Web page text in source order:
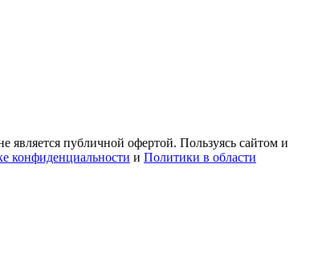
публичной офертой. Пользуясь сайтом и
конфиденциальности и Политики в области